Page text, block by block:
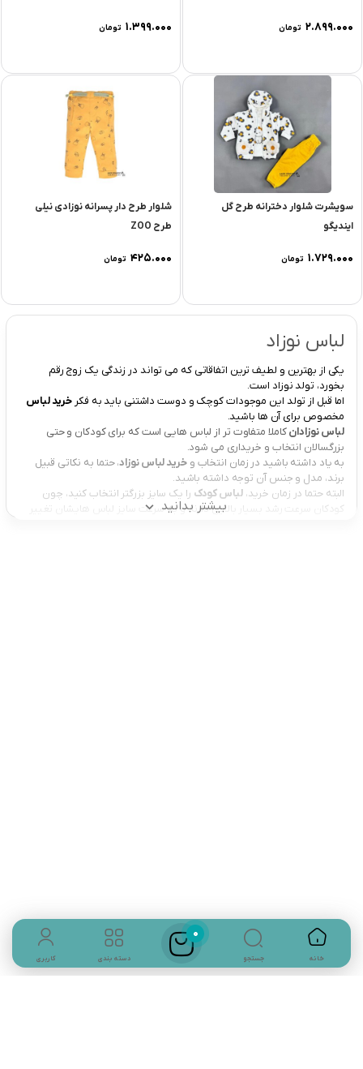
۲.۸۹۹.۰۰۰ تومان ۱.۳۹۹.۰۰۰ تومان
سویشرت شلوار دخترانه طرح گل
ایندیگو
۱.۷۲۹.۰۰۰ تومان
شلوار طرح دار پسرانه نوزادی نیلی
طرح ZOO
۴۲۵.۰۰۰ تومان
لباس نوزاد
یکی از بهترین و لطیف ترین اتفاقاتی که می تواند در زندگی یک زوج رقم
بخورد، تولد نوزاد است.
اما قبل از تولد این موجودات کوچک و دوست داشتنی باید به فکر خرید لباس
مخصوص برای آن ها باشید.
لباس نوزادانکاملا متفاوت تر از لباس هایی است که برای کودکان و حتی
بزرگسالان انتخاب و خریداری می شود.
به یاد داشته باشید در زمان انتخاب وخرید لباس نوزاد، حتما به نکاتی قبیل
برند، مدل و جنس آن توجه داشته باشید.
البته حتما در زمان خرید،لباس کودک را یک سایز بزرگتر انتخاب کنید، چون
کودکان سرعت رشد بسیار بالایی دارند و به سرعت سایز لباس هایشان تغییر
بیشتر بدانید
خانه جستجو
0
دسته بندی کاربری
تماس با ما
سوالات متداول